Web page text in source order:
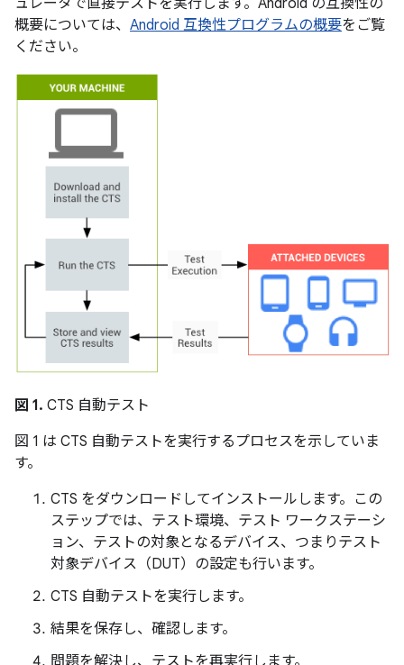
ュレータで直接テストを実行します。Android の互換性の
概要については、 Android 互換性プログラムの概要をご覧
ください。
図 1. CTS 自動テスト
図 1 は CTS 自動テストを実行するプロセスを示していま
す。
CTS をダウンロードしてインストールします。この
ステップでは、テスト環境、テスト ワークステーシ
ョン、テストの対象となるデバイス、つまりテスト
対象デバイス（DUT）の設定も行います。
CTS 自動テストを実行します。
結果を保存し、確認します。
問題を解決し、テストを再実行します。